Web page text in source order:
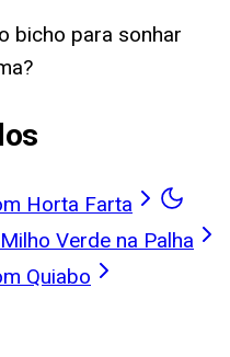
bicho para sonhar
Horta Farta
Verde na Palha
Quiabo